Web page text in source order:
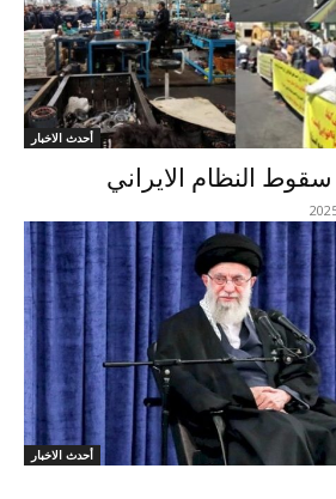
أحدث الاخبار
النظام الايراني
أحدث الاخبار